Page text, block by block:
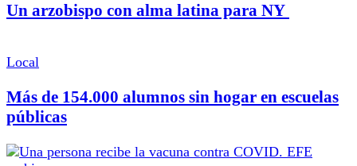
Un arzobispo con alma latina para NY
Local
Más de 154.000 alumnos sin hogar en escuelas
públicas